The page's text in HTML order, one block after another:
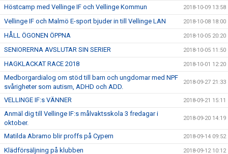
Höstcamp med Vellinge IF och Vellinge Kommun 2018-10-09 13:58
Vellinge IF och Malmö E-sport bjuder in till Vellinge LAN 2018-10-08 18:00
HÅLL ÖGONEN ÖPPNA 2018-10-05 20:20
SENIORERNA AVSLUTAR SIN SERIER 2018-10-05 11:50
HAGKLACKAT RACE 2018 2018-10-01 12:20
Medborgardialog om stöd till barn och ungdomar med NPF
svårigheter som autism, ADHD och ADD.
2018-09-27 21:33
VELLINGE IF:s VÄNNER 2018-09-21 15:11
Anmäl dig till Vellinge IF:s målvaktsskola 3 fredagar i
oktober.
2018-09-20 14:19
Matilda Abramo blir proffs på Cypern 2018-09-14 09:52
Klädförsäljning på klubben 2018-09-12 10:12